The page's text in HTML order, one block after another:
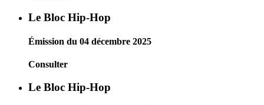
Le Bloc Hip-Hop
Émission du 04 décembre 2025
Consulter
Le Bloc Hip-Hop